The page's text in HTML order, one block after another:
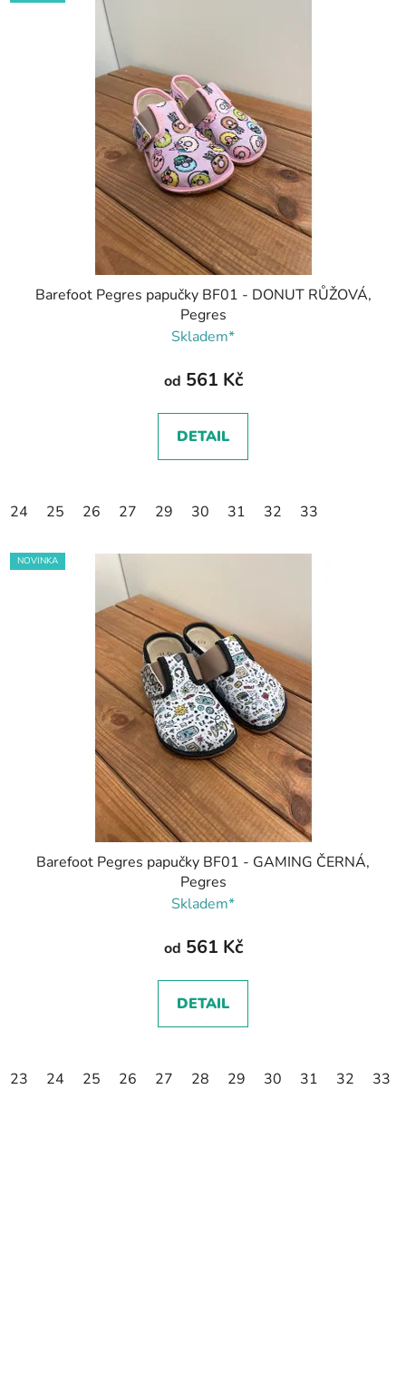
Barefoot Pegres papučky BF01 - DONUT RŮŽOVÁ,
Pegres
Skladem*
od 561 Kč
DETAIL
24 25 26 27 29 30 31 32 33
NOVINKA
Barefoot Pegres papučky BF01 - GAMING ČERNÁ,
Pegres
Skladem*
od 561 Kč
DETAIL
23 24 25 26 27 28 29 30 31 32 33